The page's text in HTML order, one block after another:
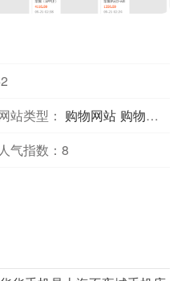
站类型： 购物网站 购物分享
人气指数： 8